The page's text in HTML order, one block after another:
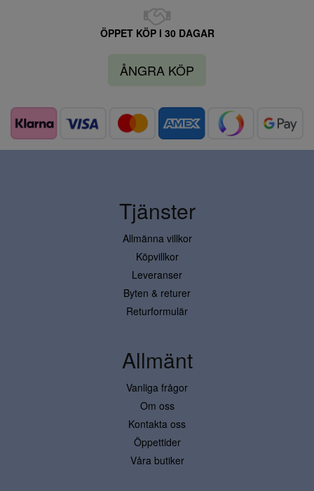
ÖPPET KÖP I 30 DAGAR
ÅNGRA KÖP
Tjänster
Allmänna villkor
Köpvillkor
Leveranser
Byten & returer
Returformulär
Allmänt
Vanliga frågor
Om oss
Kontakta oss
Öppettider
Våra butiker